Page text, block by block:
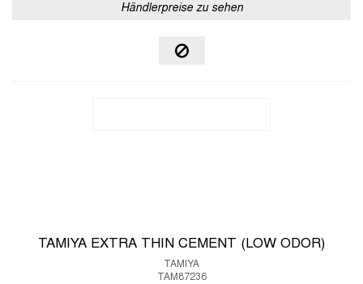
Händlerpreise zu sehen
TAMIYA EXTRA THIN CEMENT (LOW ODOR)
TAMIYA
TAM87236